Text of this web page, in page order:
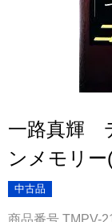
一路真輝
ンメモリー
中古品
商品番号 TMPV-